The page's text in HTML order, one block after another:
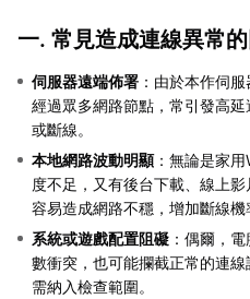
一. 常見造成連線異常
伺服器遠端佈署 ：由於本作伺
經過眾多網路節點，常引發高
或斷線。
本地網路波動明顯：無論是家用
度不足，又有後台下載、線上
容易造成網路不穩，增加斷線機
系統或遊戲配置阻礙 ：偶爾，
數衝突，也可能攔截正常的連
需納入檢查範圍。